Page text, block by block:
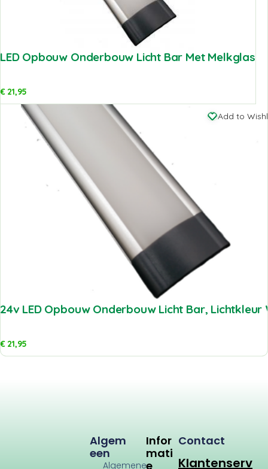
LED Opbouw Onderbouw Licht Bar Met Melkglas
€21,95
Add to
24v LED Opbouw Onderbouw Licht Bar, Lichtkleur
€21,95
Infor
Mati
E
Algem
Een
Algemene
Contact
Klantenserv